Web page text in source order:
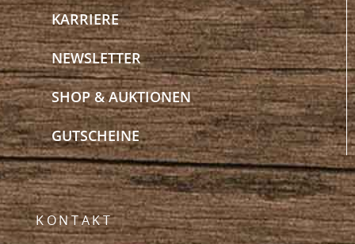
KARRIERE
NEWSLETTER
SHOP & AUKTIONEN
GUTSCHEINE
KONTAKT